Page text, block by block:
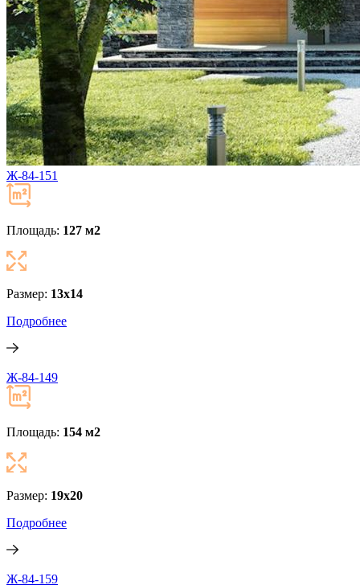
Ж-84-151
Площадь: 127 м2
Размер: 13x14
Подробнее
Ж-84-149
Площадь: 154 м2
Размер: 19x20
Подробнее
Ж-84-159